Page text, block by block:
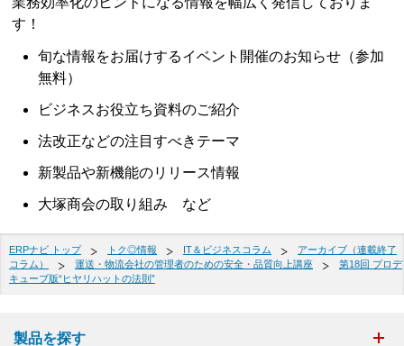
す！
旬な情報をお届けするイベント開催のお知らせ（参加
無料）
ビジネスお役立ち資料のご紹介
法改正などの注目すべきテーマ
新製品や新機能のリリース情報
大塚商会の取り組み など
ERPナビ トップ トク◎情報 IT＆ビジネスコラム
アーカイブ（連載終了
コラム）
運送・物流会社の管理者のための安全・品質向上講座
第18回 プロデ
キューブ版“ヒヤリハットの法則”
製品を探す